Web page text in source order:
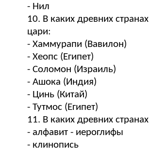
- Нил
10. В каких древних
цари:
- Хаммурапи (Вавилон)
- Хеопс (Египет)
- Соломон (Израиль)
- Ашока (Индия)
- Цинь (Китай)
- Тутмос (Египет)
11. В каких древних
- алфавит - иероглифы
- клинопись